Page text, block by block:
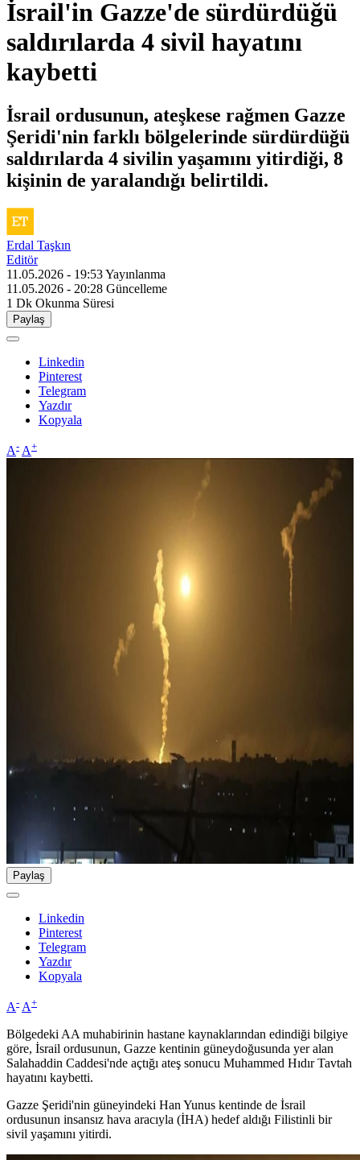
İsrail'in Gazze'de sürdürdüğü
saldırılarda 4 sivil hayatını
kaybetti
İsrail ordusunun, ateşkese rağmen Gazze
Şeridi'nin farklı bölgelerinde sürdürdüğü
saldırılarda 4 sivilin yaşamını yitirdiği, 8
kişinin de yaralandığı belirtildi.
Erdal Taşkın
Editör
11.05.2026 - 19:53Yayınlanma
11.05.2026 - 20:28 Güncelleme
1 Dk Okunma Süresi
Paylaş
Linkedin
Pinterest
Telegram
Yazdır
Kopyala
A- A+
Paylaş
Linkedin
Pinterest
Telegram
Yazdır
Kopyala
A- A+
Bölgedeki AA muhabirinin hastane kaynaklarından edindiği bilgiye
göre, İsrail ordusunun, Gazze kentinin güneydoğusunda yer alan
Salahaddin Caddesi'nde açtığı ateş sonucu Muhammed Hıdır Tavtah
hayatını kaybetti.
Gazze Şeridi'nin güneyindeki Han Yunus kentinde de İsrail
ordusunun insansız hava aracıyla (İHA) hedef aldığı Filistinli bir
sivil yaşamını yitirdi.